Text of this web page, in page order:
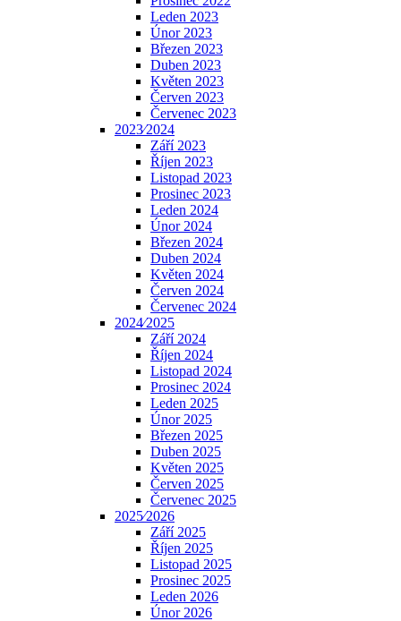
Leden 2023
Únor 2023
Březen 2023
Duben 2023
Květen 2023
Červen 2023
Červenec 2023
2023⁄2024
Září 2023
Říjen 2023
Listopad 2023
Prosinec 2023
Leden 2024
Únor 2024
Březen 2024
Duben 2024
Květen 2024
Červen 2024
Červenec 2024
2024⁄2025
Září 2024
Říjen 2024
Listopad 2024
Prosinec 2024
Leden 2025
Únor 2025
Březen 2025
Duben 2025
Květen 2025
Červen 2025
Červenec 2025
2025⁄2026
Září 2025
Říjen 2025
Listopad 2025
Prosinec 2025
Leden 2026
Únor 2026